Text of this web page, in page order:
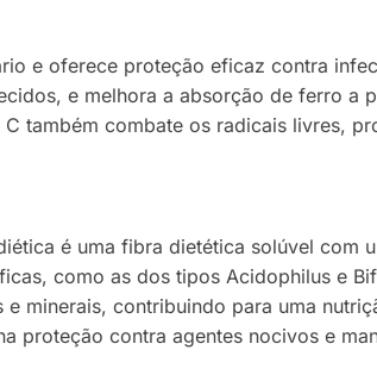
e oferece proteção eficaz contra
e melhora a absorção de ferro a
também combate os radicais livres,
é uma fibra dietética solúvel com
como as dos tipos Acidophilus e
minerais, contribuindo para uma
proteção contra agentes nocivos e